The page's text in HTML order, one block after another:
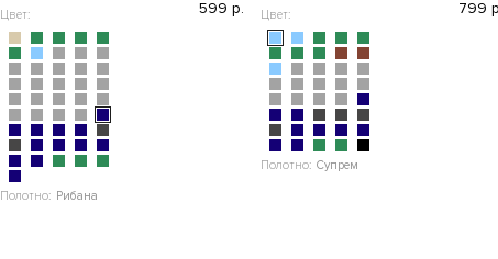
Цвет:
Полотно: Рибана
599 р.
Цвет:
Полотно: Супрем
799